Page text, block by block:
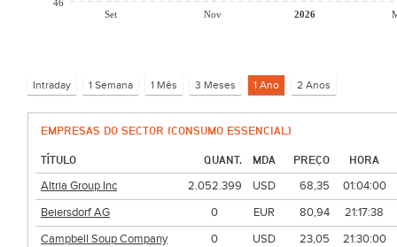
Set Nov 2026
46
EMPRESAS DO SECTOR (CONSUMO ESSENCIAL)
TÍTULO QUANT. MDA PREÇO
HORA
Altria Group Inc
2.052.399 USD 68,35
01:04:00
Beiersdorf AG
0 EUR 80,94
21:17:38
Campbell Soup Company
0 USD 23,05
21:30:00